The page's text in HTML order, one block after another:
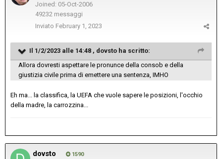
Joined: 05-Oct-2006
49232 messaggi
Inviato February 1, 2023
Il 1/2/2023 alle 14:48 , dovsto ha scritto:
Allora dovresti aspettare le pronunce della consob e della
giustizia civile prima di emettere una sentenza, IMHO
Eh ma... la classifica, la UEFA che vuole sapere le posizioni, l'occhio
della madre, la carrozzina...
dovsto 1590